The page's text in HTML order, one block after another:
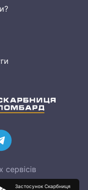
Застосунок Скарбниця